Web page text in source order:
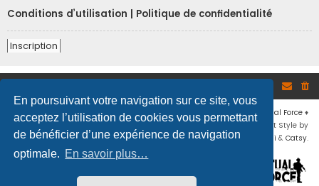
En poursuivant votre navigation sur ce site, vous
acceptez l’utilisation de cookies vous permettant
de bénéficier d’une expérience de navigation
optimale. En savoir plus…
Conditions d’utilisation
Politique de confidentialité
Inscription
Développé par phpBB ® Forum Software © phpBB Limited ♦ © 2019 Virtual Force ♦
Communauté Steam
Confidentialité
Flat Style by
Ian Bradley♦ Adapté par Mogwaii & Catsy.